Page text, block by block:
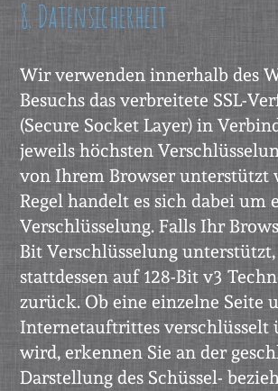
8. Datensicherheit
Wir verwenden innerhalb des
Besuchs das verbreitete SSL-
(Secure Socket Layer) in
jeweils höchsten
von Ihrem Browser unterstützt
Regel handelt es sich dabei um
Verschlüsselung. Falls Ihr
Bit Verschlüsselung
stattdessen auf 128-Bit v3
zurück. Ob eine einzelne Seite
Internetauftrittes verschlüsselt
wird, erkennen Sie an der
Darstellung des Schüssel-